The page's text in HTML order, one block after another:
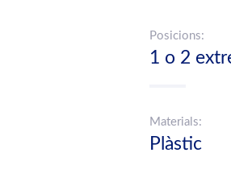
Posicions:
1 o 2
Materials:
Plàstic